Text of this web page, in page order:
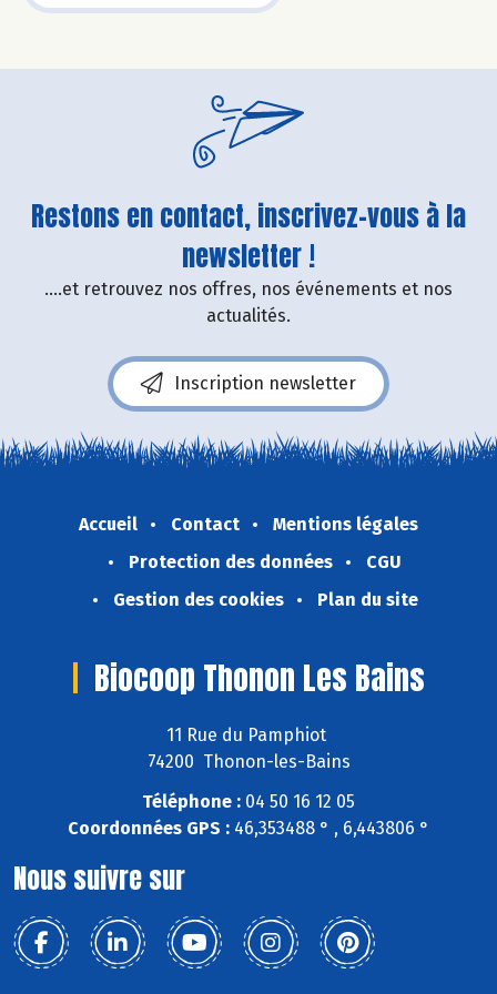
Restons en contact, inscrivez-vous à la
newsletter !
....et retrouvez nos offres, nos événements et nos
actualités.
Inscription newsletter
Accueil Contact
Mentions légales
Protection des données
CGU
Gestion des cookies
Plan du site
Biocoop Thonon Les Bains
11 Rue du Pamphiot
74200 Thonon-les-Bains
Téléphone : 04 50 16 12 05
Coordonnées GPS : 46,353488 ° , 6,443806 °
Nous suivre sur